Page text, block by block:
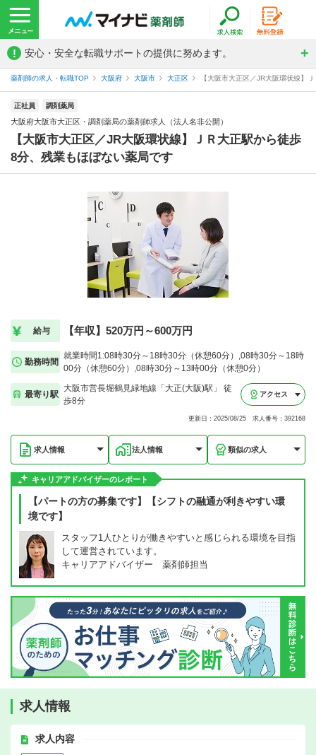
! 安心・安全な転職サポートの提供に努めます。
薬剤師の求人・転職TOP 大阪府 大阪市 大正区 【大阪市大正区／JR大阪環状線】
正社員 調剤薬局
大阪府大阪市大正区・調剤薬局の薬剤師求人（法人名非公開）
【大阪市大正区／JR大阪環状線】ＪＲ大正駅から徒歩
8分、残業もほぼない薬局です
給与 【年収】520万円～600万円
勤務時間
就業時間1:08時30分～18時30分（休憩60分）,08時30分～18時
00分（休憩60分）,08時30分～13時00分（休憩0分）
最寄り駅
大阪市営長堀鶴見緑地線「大正(大阪)駅」 徒
歩8分
アクセス
更新日：2025/08/25 求人番号：392168
求人情報 法人情報 類似の求人
キャリアアドバイザーのレポート
【パートの方の募集です】【シフトの融通が利きやすい環
境です】
スタッフ1人ひとりが働きやすいと感じられる環境を目指
して運営されています。
キャリアアドバイザー 薬剤師担当
求人情報
求人内容